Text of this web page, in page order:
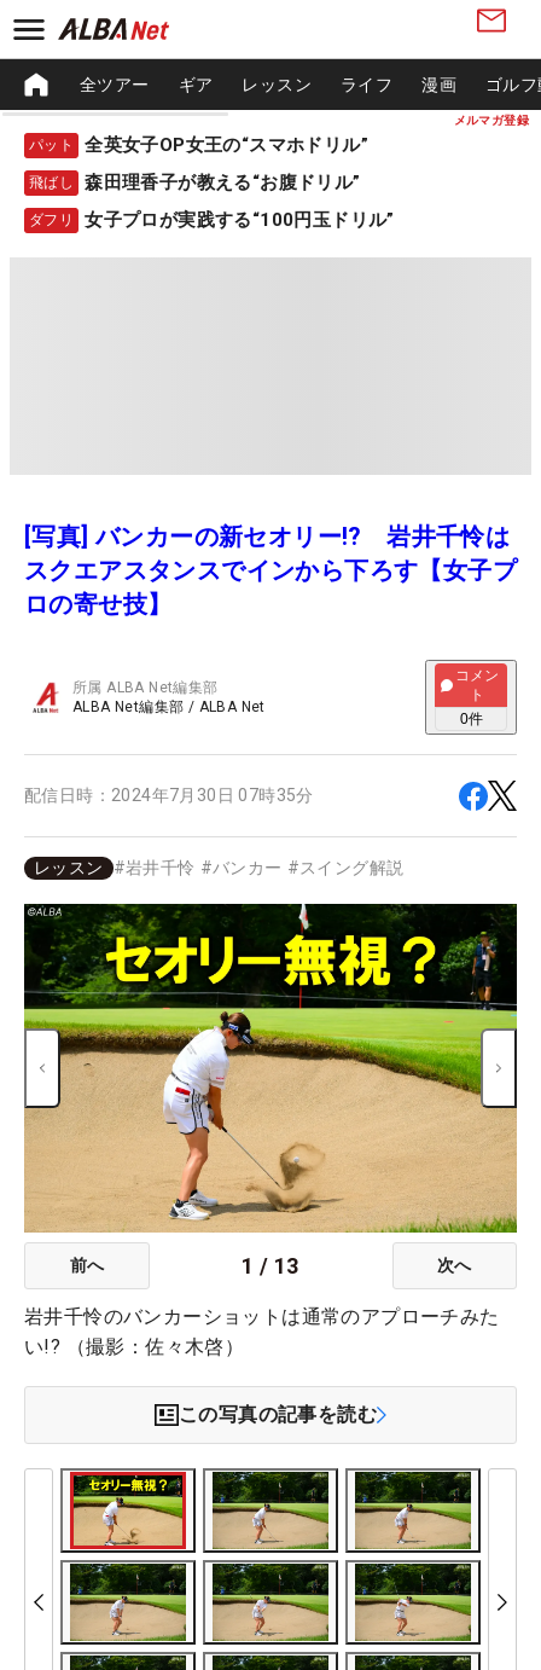
メルマガ登録
全ツアー ギア レッスン ライフ 漫画 ゴル
パット 全英女子OP女王の“スマホドリル”
飛ばし 森田理香子が教える“お腹ドリル”
ダフリ 女子プロが実践する“100円玉ドリル”
[写真] バンカーの新セオリー!? 岩井千怜は
スクエアスタンスでインから下ろす【女子プ
ロの寄せ技】
所属ALBA Net編集部
ALBA Net編集部 / ALBA Net
コメン
ト
0件
配信日時： 2024年7月30日 07時35分
レッスン #岩井千怜 #バンカー #スイング解説
前へ 1 / 13 次へ
岩井千怜のバンカーショットは通常のアプローチみた
い!? （撮影：佐々木啓）
この写真の記事を読む